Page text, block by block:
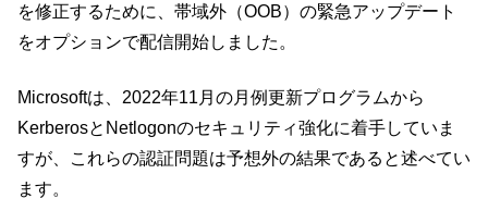
を修正するために、帯域外（OOB）の緊急アップデート
をオプションで配信開始しました。
Microsoftは、2022年11月の月例更新プログラムから
KerberosとNetlogonのセキュリティ強化に着手していま
すが、これらの認証問題は予想外の結果であると述べてい
ます。